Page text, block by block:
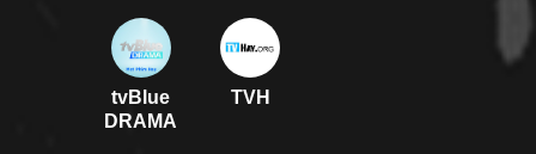
tvBlue
DRAMA
TVH